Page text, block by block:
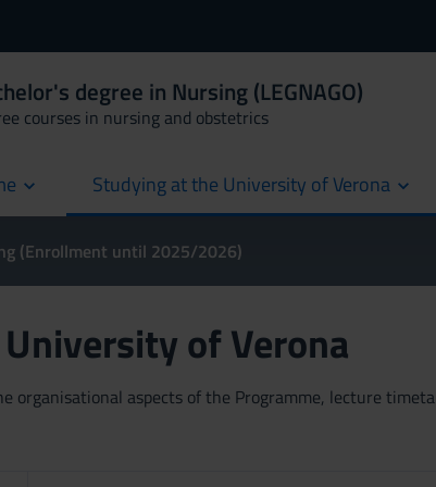
degree in Nursing (LEGNAGO)
courses in nursing and obstetrics
Studying at the University of Verona
(Enrollment until 2025/2026)
of Verona
organisational aspects of the Programme, lecture